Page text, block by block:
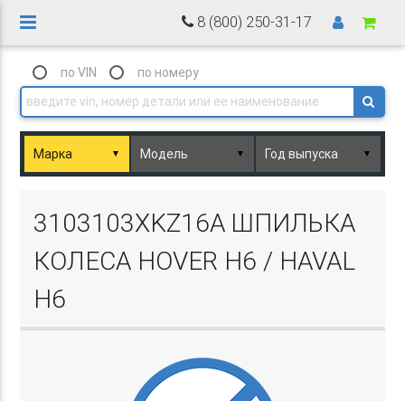
8 (800) 250-31-17
по VIN по номеру
▼ ▼ ▼
3103103XKZ16A ШПИЛЬКА
КОЛЕСА HOVER H6 / HAVAL
H6